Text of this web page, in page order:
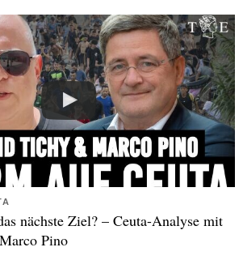
nächste Ziel? – Ceuta-Analyse mit
Pino